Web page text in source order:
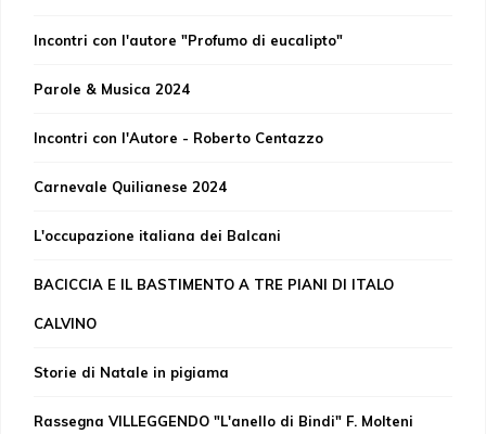
Incontri con l'autore "Profumo di eucalipto"
Parole & Musica 2024
Incontri con l'Autore - Roberto Centazzo
Carnevale Quilianese 2024
L'occupazione italiana dei Balcani
BACICCIA E IL BASTIMENTO A TRE PIANI DI ITALO
CALVINO
Storie di Natale in pigiama
Rassegna VILLEGGENDO "L'anello di Bindi" F. Molteni